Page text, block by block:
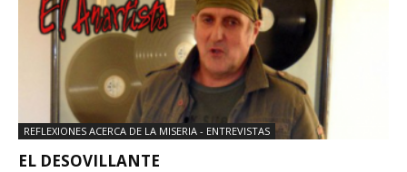
REFLEXIONES ACERCA DE LA MISERIA - ENTREVISTAS
EL DESOVILLANTE